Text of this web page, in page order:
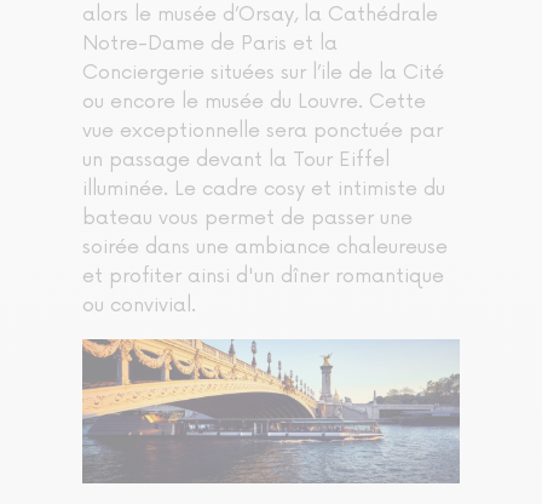
alors le musée d’Orsay, la Cathédrale
Notre-Dame de Paris et la
Conciergerie situées sur l’ile de la Cité
ou encore le musée du Louvre. Cette
vue exceptionnelle sera ponctuée par
un passage devant la Tour Eiffel
illuminée. Le cadre cosy et intimiste du
bateau vous permet de passer une
soirée dans une ambiance chaleureuse
et profiter ainsi d'un dîner romantique
ou convivial.